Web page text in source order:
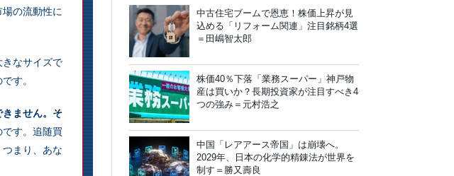
の流動性に
なサイズで
す。
ません。そ
です。追随買
まり、あな
中古住宅ブームで恩恵！株価上昇が見
込める「リフォーム関連」注目銘柄4選
＝田嶋智太郎
株価40％下落「業務スーパー」神戸物
産は買いか？長期投資家が注目すべき4
つの強み＝元村浩之
中国「レアアース帝国」は崩壊へ。
2029年、日本の化学的精錬法が世界を
制す＝勝又壽良